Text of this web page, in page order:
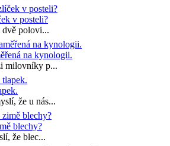
v posteli?
dvě polovi...
na kynologii.
milovníky p...
že u nás...
blechy?
že blec...